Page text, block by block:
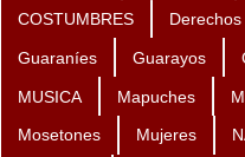
COSTUMBRES Derechos
Guaraníes Guarayos
MUSICA Mapuches
Mosetones Mujeres